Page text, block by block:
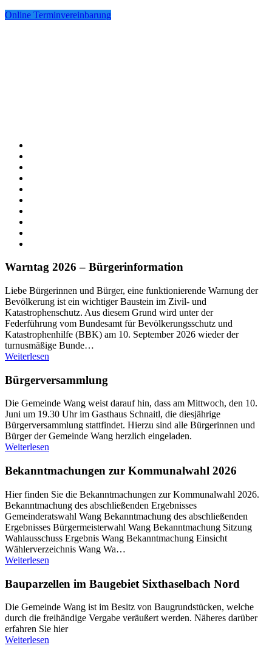
Online Terminvereinbarung
Warntag 2026 – Bürgerinformation
Liebe Bürgerinnen und Bürger, eine funktionierende Warnung der
Bevölkerung ist ein wichtiger Baustein im Zivil- und
Katastrophenschutz. Aus diesem Grund wird unter der
Federführung vom Bundesamt für Bevölkerungsschutz und
Katastrophenhilfe (BBK) am 10. September 2026 wieder der
turnusmäßige Bunde…
Weiterlesen
Bürgerversammlung
Die Gemeinde Wang weist darauf hin, dass am Mittwoch, den 10.
Juni um 19.30 Uhr im Gasthaus Schnaitl, die diesjährige
Bürgerversammlung stattfindet. Hierzu sind alle Bürgerinnen und
Bürger der Gemeinde Wang herzlich eingeladen.
Weiterlesen
Bekanntmachungen zur Kommunalwahl 2026
Hier finden Sie die Bekanntmachungen zur Kommunalwahl 2026.
Bekanntmachung des abschließenden Ergebnisses
Gemeinderatswahl Wang Bekanntmachung des abschließenden
Ergebnisses Bürgermeisterwahl Wang Bekanntmachung Sitzung
Wahlausschuss Ergebnis Wang Bekanntmachung Einsicht
Wählerverzeichnis Wang Wa…
Weiterlesen
Bauparzellen im Baugebiet Sixthaselbach Nord
Die Gemeinde Wang ist im Besitz von Baugrundstücken, welche
durch die freihändige Vergabe veräußert werden. Näheres darüber
erfahren Sie hier
Weiterlesen